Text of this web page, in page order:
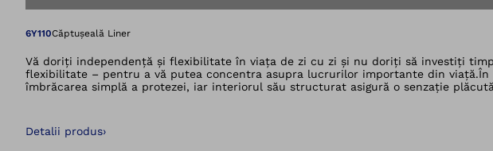
Deschidere imagine în
6Y110Căptușeală Liner
Vă doriți independență și flexibilitate în viața de zi cu zi și nu doriți să investiți
flexibilitate – pentru a vă putea concentra asupra lucrurilor importante din
îmbrăcarea simplă a protezei, iar interiorul său structurat asigură o senzație
Detalii produs›